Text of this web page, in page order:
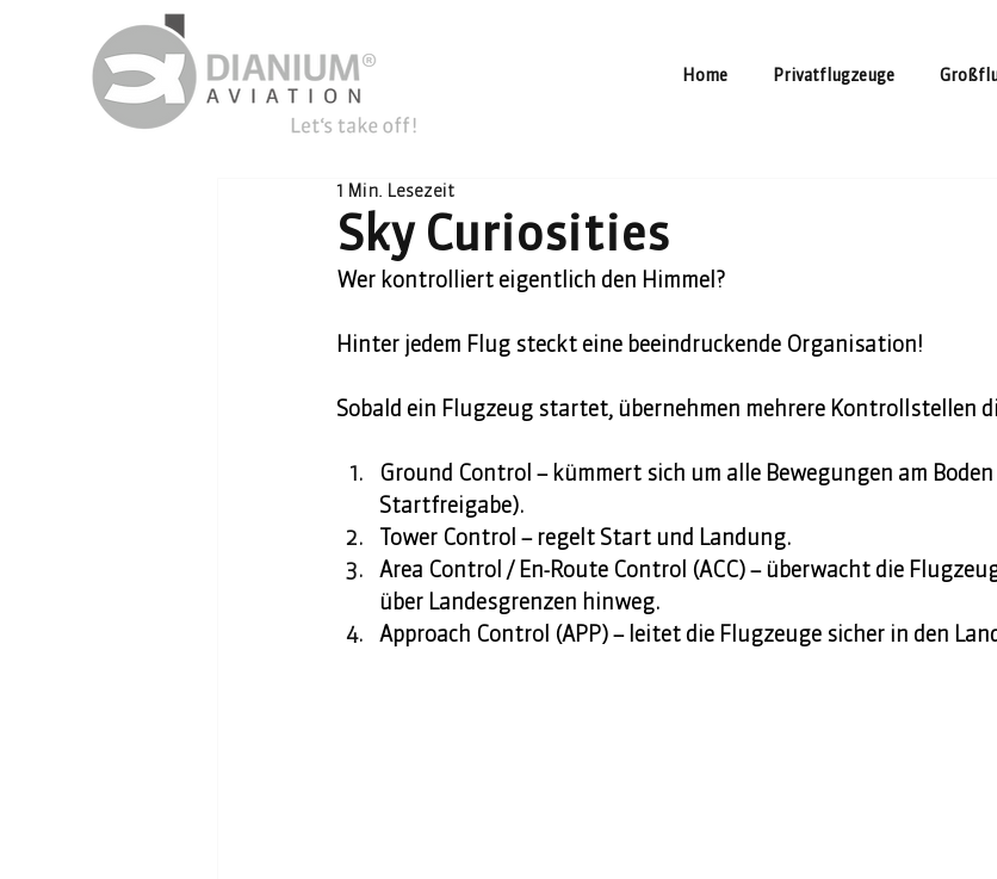
Home Privatflugzeuge
Sky Curiosities
1 Min. Lesezeit
Wer kontrolliert eigentlich den Himmel?
Hinter jedem Flug steckt eine beeindruckende Organisation!
Sobald ein Flugzeug startet, übernehmen mehrere Kontrollstellen
Ground Control – kümmert sich um alle Bewegungen am
Startfreigabe).
Tower Control – regelt Start und Landung.
Area Control / En-Route Control (ACC) – überwacht die
über Landesgrenzen hinweg.
Approach Control (APP) – leitet die Flugzeuge sicher in den